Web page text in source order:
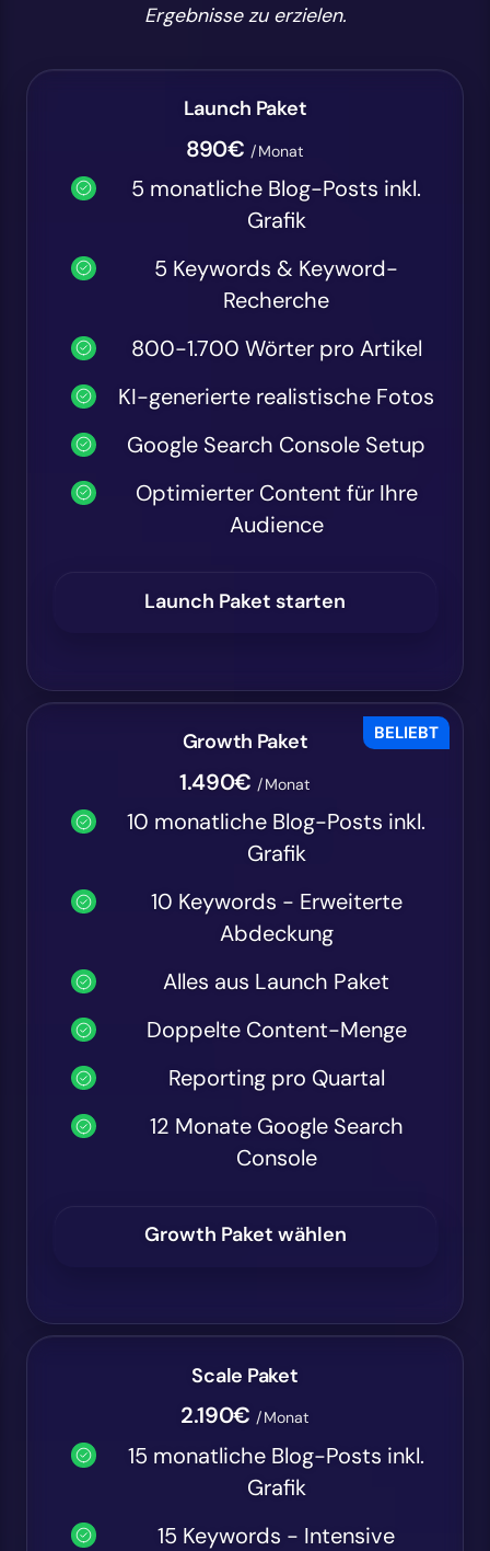
Ergebnisse zu erzielen.
Launch Paket
890€ /Monat
5 monatliche Blog-Posts inkl.
Grafik
5 Keywords & Keyword-
Recherche
800-1.700 Wörter pro Artikel
KI-generierte realistische Fotos
Google Search Console Setup
Optimierter Content für Ihre
Audience
Launch Paket starten
BELIEBT
Growth Paket
1.490€ /Monat
10 monatliche Blog-Posts inkl.
Grafik
10 Keywords - Erweiterte
Abdeckung
Alles aus Launch Paket
Doppelte Content-Menge
Reporting pro Quartal
12 Monate Google Search
Console
Growth Paket wählen
Scale Paket
2.190€ /Monat
15 monatliche Blog-Posts inkl.
Grafik
15 Keywords - Intensive